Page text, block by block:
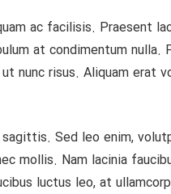
ac facilisis. Praesent
at condimentum
nunc risus. Aliquam erat
Sed leo enim,
mollis. Nam lacinia
luctus leo, at